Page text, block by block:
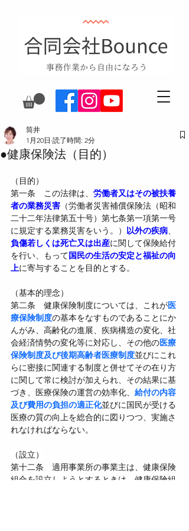
●健康保険法（目的）
筒井
1月20日 読了時間: 2分
（目的）
第一条　この法律は、 労働者又はその被扶養
者の業務災害 （労働者災害補償保険法（昭和
二十二年法律第五十号）第七条第一項第一号
に規定する業務災害をいう。） 以外の疾病
負傷若しくは死亡又は出産に関して保険給付
を行い、もって国民の生活の安定と福祉の向
上に寄与することを目的とする。
（基本的理念）
第二条　健康保険制度については、これが医
療保険制度の基本をなすものであることにか
んがみ、高齢化の進展、疾病構造の変化、社
会経済情勢の変化等に対応し、その他の医療
保険制度及び後期高齢者医療制度並びにこれ
らに密接に関連する制度と併せてその在り方
に関して常に検討が加えられ、その結果に基
づき、医療保険の運営の効率化、 給付の内容
及び費用の負担の適正化並びに国民が受ける
医療の質の向上を総合的に図りつつ、実施さ
れなければならない。
（設立）
第十二条　適用事業所の事業主は、健康保険
組合を設立しようとするときは、健康保険組